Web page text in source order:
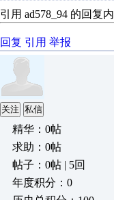
引用 ad578_94 的回复
回复 引用 举报
关注 私信
精华：0帖
求助：0帖
帖子：0帖 | 5回
年度积分：0